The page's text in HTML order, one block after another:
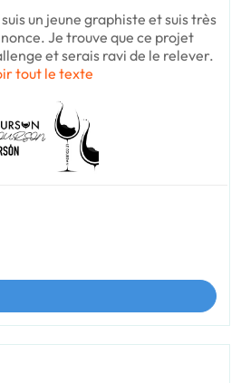
un jeune graphiste et suis très
Je trouve que ce projet
et serais ravi de le relever.
tout le texte